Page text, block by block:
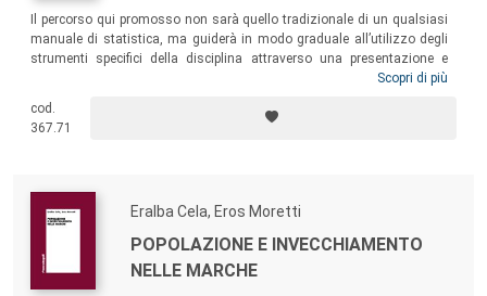
Il percorso qui promosso non sarà quello tradizionale di un qualsiasi
manuale di statistica, ma guiderà in modo graduale all’utilizzo degli
strumenti specifici della disciplina attraverso una presentazione e
articolazione dei metodi che ne sono alla base. Lo scopo è quello di
conoscenze statistiche acquisite in campo socio-economico, nel
settore di istruzione e formazione e, più in generale, nei diversi
Scopri di più
cod.
367.71
Eralba Cela, Eros Moretti
POPOLAZIONE E INVECCHIAMENTO
NELLE MARCHE